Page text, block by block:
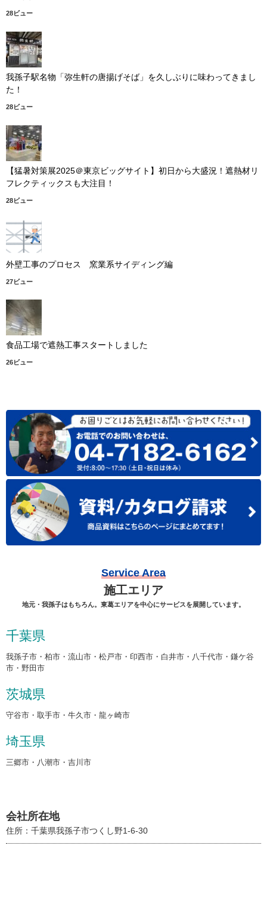
28ビュー
我孫子駅名物「弥生軒の唐揚げそば」を久しぶりに味わってきまし
た！
28ビュー
【猛暑対策展2025＠東京ビッグサイト】初日から大盛況！遮熱材リ
フレクティックスも大注目！
28ビュー
外壁工事のプロセス 窯業系サイディング編
27ビュー
食品工場で遮熱工事スタートしました
26ビュー
Service Area
施工エリア
地元・我孫子はもちろん。東葛エリアを中心にサービスを展開しています。
千葉県
我孫子市・柏市・流山市・松戸市・印西市・白井市・八千代市・鎌ケ谷
市・野田市
茨城県
守谷市・取手市・牛久市・龍ヶ崎市
埼玉県
三郷市・八潮市・吉川市
会社所在地
住所：千葉県我孫子市つくし野1-6-30